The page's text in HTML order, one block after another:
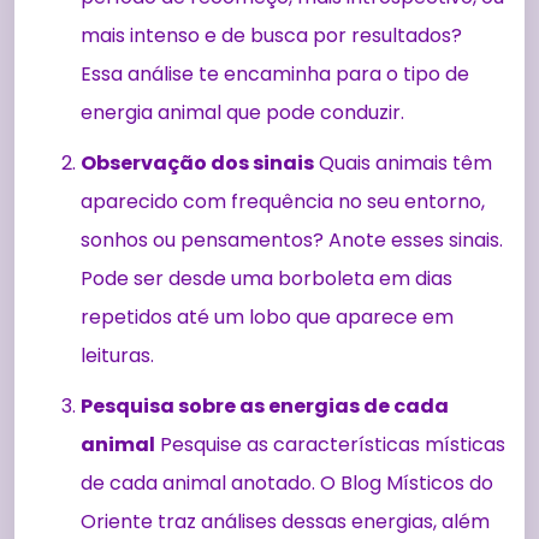
mais intenso e de busca por resultados?
Essa análise te encaminha para o tipo de
energia animal que pode conduzir.
Observação dos sinaisQuais animais têm
aparecido com frequência no seu entorno,
sonhos ou pensamentos? Anote esses sinais.
Pode ser desde uma borboleta em dias
repetidos até um lobo que aparece em
leituras.
Pesquisa sobre as energias de cada
animal Pesquise as características místicas
de cada animal anotado. O Blog Místicos do
Oriente traz análises dessas energias, além